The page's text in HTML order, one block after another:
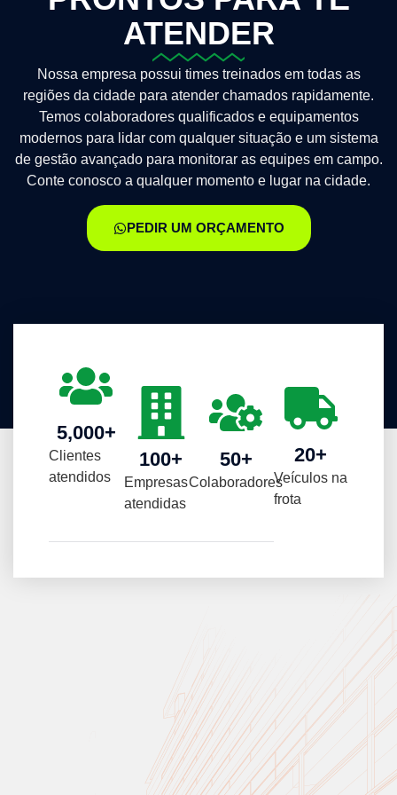
ATENDER
Nossa empresa possui times treinados em todas as
regiões da cidade para atender chamados rapidamente.
Temos colaboradores qualificados e equipamentos
modernos para lidar com qualquer situação e um sistema
de gestão avançado para monitorar as equipes em campo.
Conte conosco a qualquer momento e lugar na cidade.
PEDIR UM ORÇAMENTO
Clientes
atendidos
5,000+
Empresas
atendidas
100+
Colaboradores
50+
Veículos na
frota
20+